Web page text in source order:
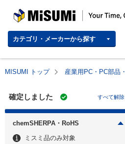
MISUMI | Your Time, Our Priority
カテゴリ・メーカーから探す
MISUMI トップ 産業用PC・PC部品
確定しました すべて解除
chemSHERPA・RoHS
ミスミ品のみ対象